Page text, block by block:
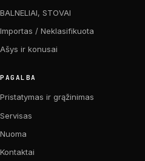
BALNELIAI, STOVAI
Importas / Neklasifikuota
Ašys ir konusai
PAGALBA
Pristatymas ir grąžinimas
Servisas
Nuoma
Kontaktai